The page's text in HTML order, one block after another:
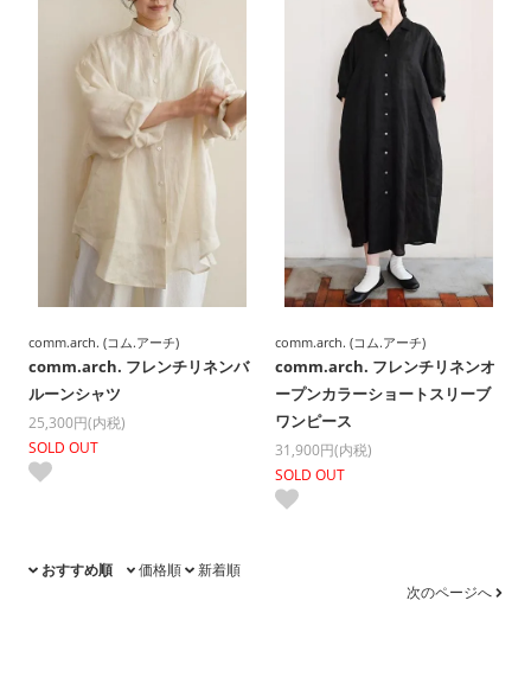
comm.arch. (コム.アーチ)
comm.arch. フレンチリネンバ
ルーンシャツ
25,300円(内税)
SOLD OUT
comm.arch. (コム.アーチ)
comm.arch. フレンチリネンオ
ープンカラーショートスリーブ
ワンピース
31,900円(内税)
SOLD OUT
おすすめ順 価格順
新着順
次のページへ